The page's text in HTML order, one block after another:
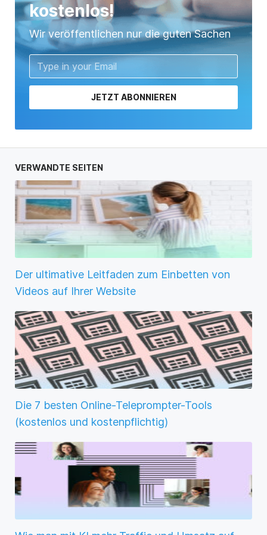
kostenlos!
Wir veröffentlichen nur die guten Sachen
JETZT ABONNIEREN
VERWANDTE SEITEN
Der ultimative Leitfaden zum Einbetten von
Videos auf Ihrer Website
Die 7 besten Online-Teleprompter-Tools
(kostenlos und kostenpflichtig)